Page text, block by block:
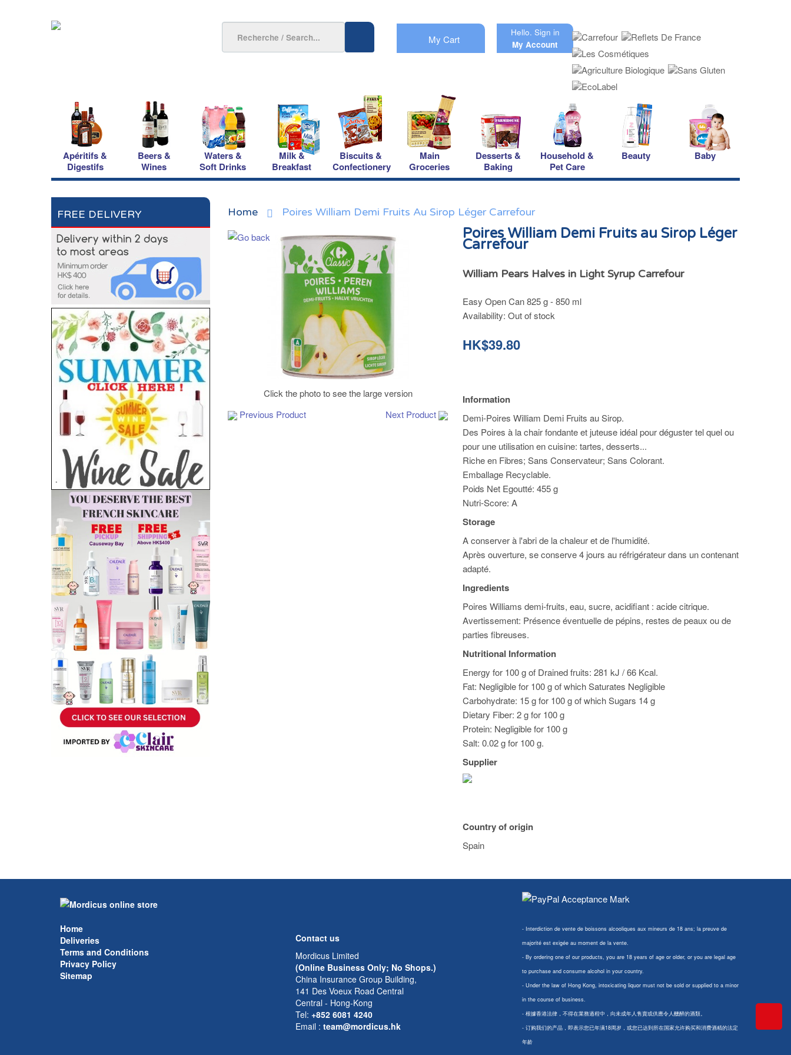
My Cart
Hello. Sign in
My Account
Apéritifs &
Digestifs
Beers &
Wines
Waters &
Soft Drinks
Milk &
Breakfast
Biscuits &
Confectionery
Main
Groceries
Desserts &
Baking
Household &
Pet Care
Beauty Baby
FREE DELIVERY Home Poires William Demi Fruits Au Sirop Léger Carrefour
Click the photo to see the large version
Previous Product
Next Product
Poires William Demi Fruits au Sirop Léger
Carrefour
William Pears Halves in Light Syrup Carrefour
Easy Open Can 825 g - 850 ml
Availability:Out of stock
HK$39.80
Information
Demi-Poires William Demi Fruits au Sirop.
Des Poires à la chair fondante et juteuse idéal pour déguster tel quel ou
pour une utilisation en cuisine: tartes, desserts...
Riche en Fibres; Sans Conservateur; Sans Colorant.
Emballage Recyclable.
Poids Net Egoutté: 455 g
Nutri-Score: A
Storage
A conserver à l'abri de la chaleur et de l'humidité.
Après ouverture, se conserve 4 jours au réfrigérateur dans un contenant
adapté.
Ingredients
Poires Williams demi-fruits, eau, sucre, acidifiant : acide citrique.
Avertissement: Présence éventuelle de pépins, restes de peaux ou de
parties fibreuses.
Nutritional Information
Energy for 100 g of Drained fruits: 281 kJ / 66 Kcal.
Fat: Negligible for 100 g of which Saturates Negligible
Carbohydrate: 15 g for 100 g of which Sugars 14 g
Dietary Fiber: 2 g for 100 g
Protein: Negligible for 100 g
Salt: 0.02 g for 100 g.
Supplier
Country of origin
Spain
Home
Deliveries
Terms and Conditions
Privacy Policy
Sitemap
Contact us
Mordicus Limited
(Online Business Only; No Shops.)
China Insurance Group Building,
141 Des Voeux Road Central
Central - Hong-Kong
Tel: +852 6081 4240
Email : team@mordicus.hk
- Interdiction de vente de boissons alcooliques aux mineurs de 18 ans; la preuve de
majorité est exigée au moment de la vente.
- By ordering one of our products, you are 18 years of age or older, or you are legal age
to purchase and consume alcohol in your country.
- Under the law of Hong Kong, intoxicating liquor must not be sold or supplied to a minor
in the course of business.
- 根據香港法律，不得在業務過程中，向未成年人售賣或供應令人醺醉的酒類。
- 订购我们的产品，即表示您已年满18周岁，或您已达到所在国家允许购买和消费酒精的法定
年龄